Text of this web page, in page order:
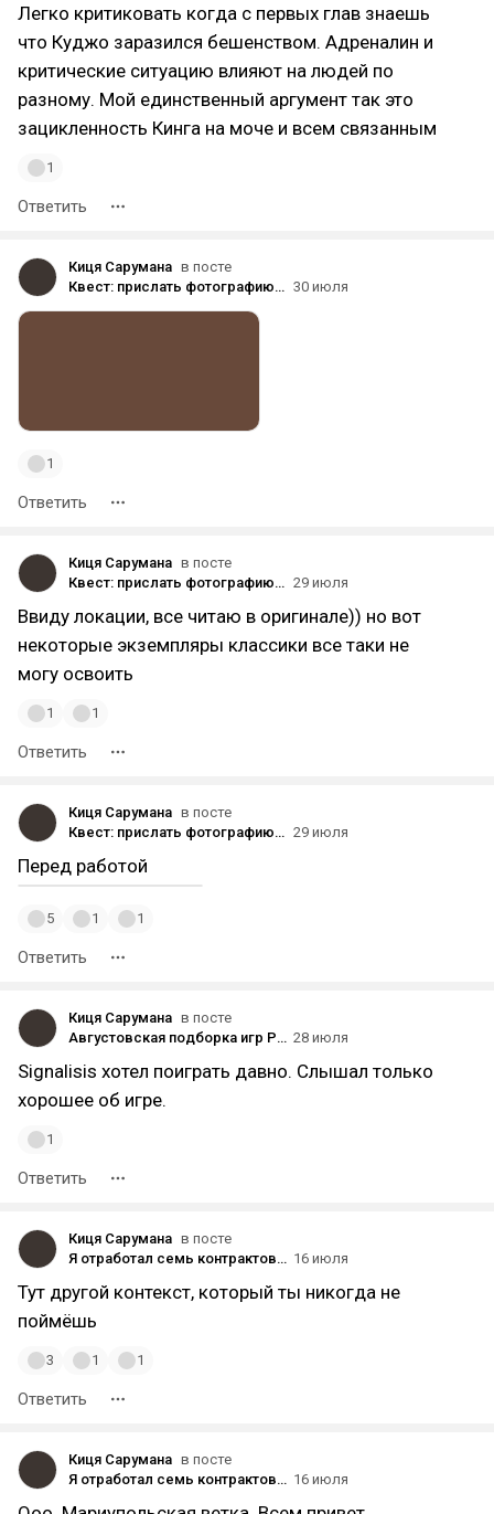
Легко критиковать когда с первых глав знаешь
что Куджо заразился бешенством. Адреналин и
критические ситуацию влияют на людей по
разному. Мой единственный аргумент так это
зацикленность Кинга на моче и всем связанным
1
Ответить
Киця Сарумана в посте
Квест: прислать фотографию своей книги в момент чтения 30 июля
1
Ответить
Киця Сарумана в посте
Квест: прислать фотографию своей книги в момент чтения 29 июля
Ввиду локации, все читаю в оригинале)) но вот
некоторые экземпляры классики все таки не
могу освоить
1 1
Ответить
Киця Сарумана в посте
Квест: прислать фотографию своей книги в момент чтения 29 июля
Перед работой
5 1 1
Ответить
Киця Сарумана в посте
Августовская подборка игр PS Plus Essential 28 июля
Signalisis хотел поиграть давно. Слышал только
хорошее об игре.
1
Ответить
Киця Сарумана в посте
Я отработал семь контрактов на новом Supply Offshore Vessel и хочу поделиться опытом 16 июля
Тут другой контекст, который ты никогда не
поймёшь
3 1 1
Ответить
Киця Сарумана в посте
Я отработал семь контрактов на новом Supply Offshore Vessel и хочу поделиться опытом 16 июля